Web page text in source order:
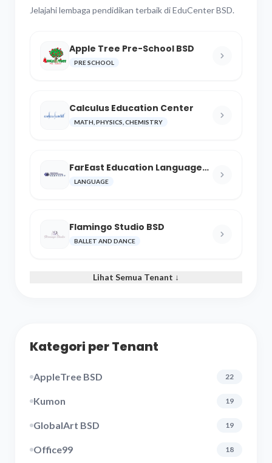
Jelajahi lembaga pendidikan terbaik di EduCenter BSD.
Apple Tree Pre-School BSD
PRE SCHOOL
Calculus Education Center
MATH, PHYSICS, CHEMISTRY
FarEast Education Language
and Cultural Center
LANGUAGE
Flamingo Studio BSD
BALLET AND DANCE
Lihat Semua Tenant ↓
Kategori per Tenant
AppleTree BSD 22
Kumon 19
GlobalArt BSD 19
Office99 18